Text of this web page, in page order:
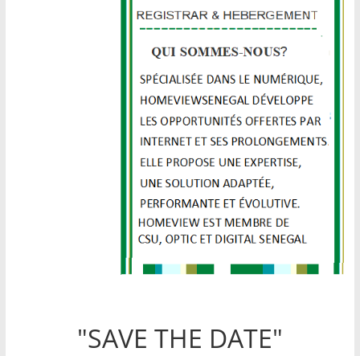
"SAVE THE DATE"